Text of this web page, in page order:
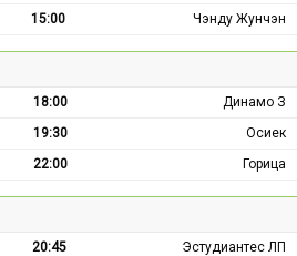
15:00 Чэнду Жунчэн
18:00
Динамо З
19:30
Осиек
22:00 Горица
20:45
Эстудиантес ЛП